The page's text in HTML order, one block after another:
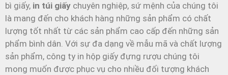
bì giấy, in túi giấy chuyên nghiệp, sứ mệnh của chúng tôi
là mang đến cho khách hàng những sản phẩm có chất
lượng tốt nhất từ các sản phẩm cao cấp đến những sản
phẩm bình dân. Với sự đa dạng về mẫu mã và chất lượng
sản phẩm, công ty in hộp giấy đựng rượu chúng tôi
mong muốn được phục vụ cho nhiều đối tượng khách